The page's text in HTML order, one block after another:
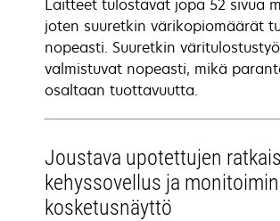
Laitteet tulostavat jopa 52 sivua
joten suuretkin värikopiomäärät
nopeasti. Suuretkin
valmistuvat nopeasti, mikä
osaltaan tuottavuutta.
Joustava upotettujen
kehyssovellus ja
kosketusnäyttö